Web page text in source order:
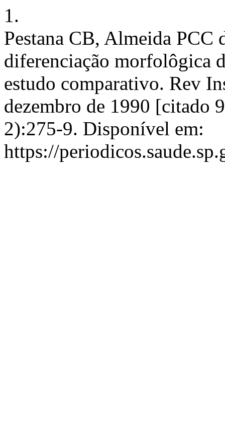
1.
Pestana CB, Almeida PCC
diferenciação morfolôgica
estudo comparativo. Rev
dezembro de 1990 [citado
2):275-9. Disponível em:
https://